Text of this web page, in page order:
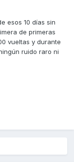
esos 10 días sin
de primeras
vueltas y durante
ruido raro ni